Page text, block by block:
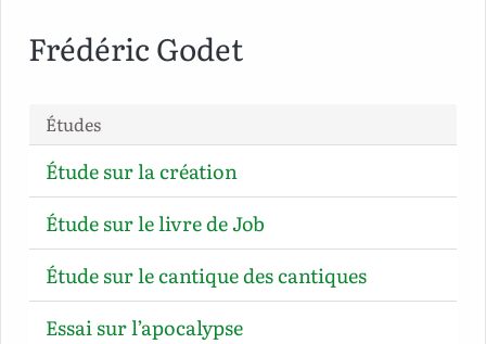
Frédéric Godet
Études
Étude sur la création
Étude sur le livre de Job
Étude sur le cantique des cantiques
Essai sur l’apocalypse